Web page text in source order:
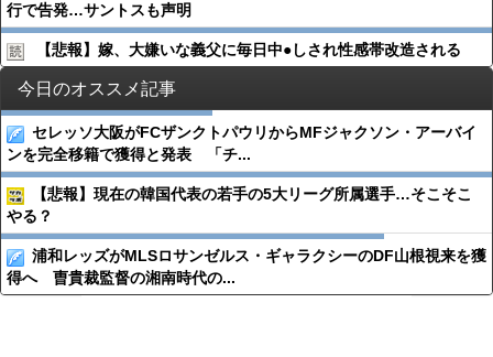
行で告発…サントスも声明
【悲報】嫁、大嫌いな義父に毎日中●︎しされ性感帯改造される
今日のオススメ記事
セレッソ大阪がFCザンクトパウリからMFジャクソン・アーバイ
ンを完全移籍で獲得と発表 「チ...
【悲報】現在の韓国代表の若手の5大リーグ所属選手…そこそこ
やる？
浦和レッズがMLSロサンゼルス・ギャラクシーのDF山根視来を獲
得へ 曺貴裁監督の湘南時代の...